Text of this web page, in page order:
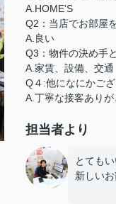
A.HOME'S
Q2：当店でお部屋
A.良い
Q3：物件の決め手
A.家賃、設備、交通
Q４:他になにかご
A.丁寧な接客あり
担当者より
とても
新しい